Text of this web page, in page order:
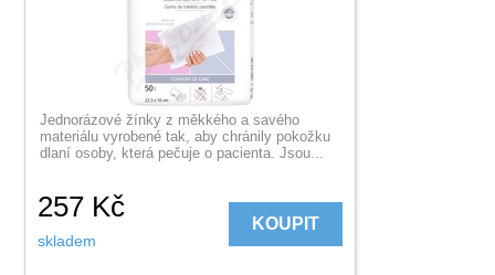
Jednorázové žínky z měkkého a savého
materiálu vyrobené tak, aby chránily pokožku
dlaní osoby, která pečuje o pacienta. Jsou...
257 Kč
skladem
KOUPIT